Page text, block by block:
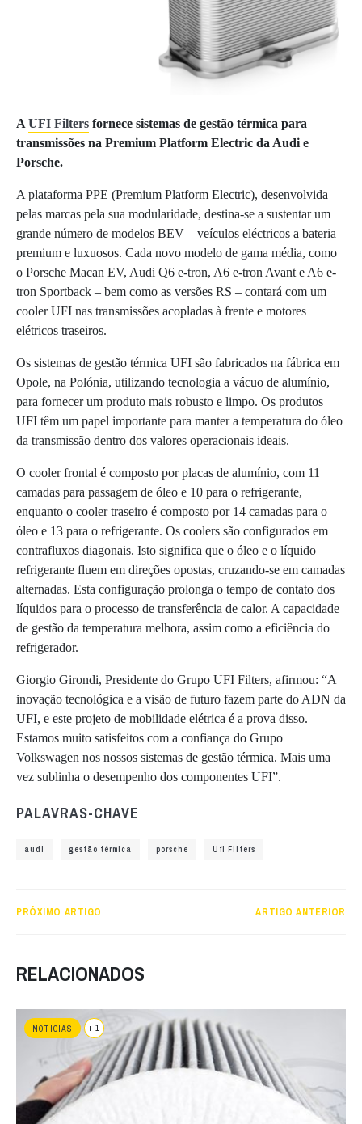
AUFI Filters fornece sistemas de gestão térmica para
transmissões na Premium Platform Electric da Audi e
Porsche.
A plataforma PPE (Premium Platform Electric), desenvolvida
pelas marcas pela sua modularidade, destina-se a sustentar um
grande número de modelos BEV – veículos eléctricos a bateria –
premium e luxuosos. Cada novo modelo de gama média, como
o Porsche Macan EV, Audi Q6 e-tron, A6 e-tron Avant e A6 e-
tron Sportback – bem como as versões RS – contará com um
cooler UFI nas transmissões acopladas à frente e motores
elétricos traseiros.
Os sistemas de gestão térmica UFI são fabricados na fábrica em
Opole, na Polónia, utilizando tecnologia a vácuo de alumínio,
para fornecer um produto mais robusto e limpo. Os produtos
UFI têm um papel importante para manter a temperatura do óleo
da transmissão dentro dos valores operacionais ideais.
O cooler frontal é composto por placas de alumínio, com 11
camadas para passagem de óleo e 10 para o refrigerante,
enquanto o cooler traseiro é composto por 14 camadas para o
óleo e 13 para o refrigerante. Os coolers são configurados em
contrafluxos diagonais. Isto significa que o óleo e o líquido
refrigerante fluem em direções opostas, cruzando-se em camadas
alternadas. Esta configuração prolonga o tempo de contato dos
líquidos para o processo de transferência de calor. A capacidade
de gestão da temperatura melhora, assim como a eficiência do
refrigerador.
Giorgio Girondi, Presidente do Grupo UFI Filters, afirmou: “A
inovação tecnológica e a visão de futuro fazem parte do ADN da
UFI, e este projeto de mobilidade elétrica é a prova disso.
Estamos muito satisfeitos com a confiança do Grupo
Volkswagen nos nossos sistemas de gestão térmica. Mais uma
vez sublinha o desempenho dos componentes UFI”.
PALAVRAS-CHAVE
audi gestão térmica porsche Ufi Filters
PRÓXIMO ARTIGO ARTIGO ANTERIOR
RELACIONADOS
NOTÍCIAS + 1